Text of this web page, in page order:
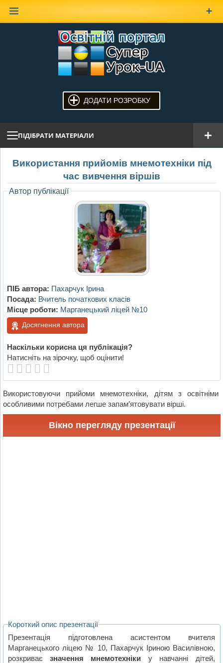
ДОДАТИ РОЗРОБКУ
ПІДІБРАТИ МАТЕРІАЛИ
Використання прийомів мнемотехніки під
час вивчення віршів
Автор публікації
ПІБ автора: Пахарчук Ірина
Посада: Вчитель початкових класів
Місце роботи: Марганецький ліцей №10
Досягнення автора
Наскільки корисна ця публікація?
Натисніть на зірочку, щоб оцінити!
Використовуючи прийоми мнемотехніки, дітям з освітніми
особливими потребами легше запам’ятовувати вірші.
Вікно перегляду презентації
Короткий опис презентації
Презентація підготовлена асистентом вчителя
Марганецького ліцею № 10, Пахарчук Іриною Василівною,
розкриваєзначення мнемотехніки у навчанні дітей,